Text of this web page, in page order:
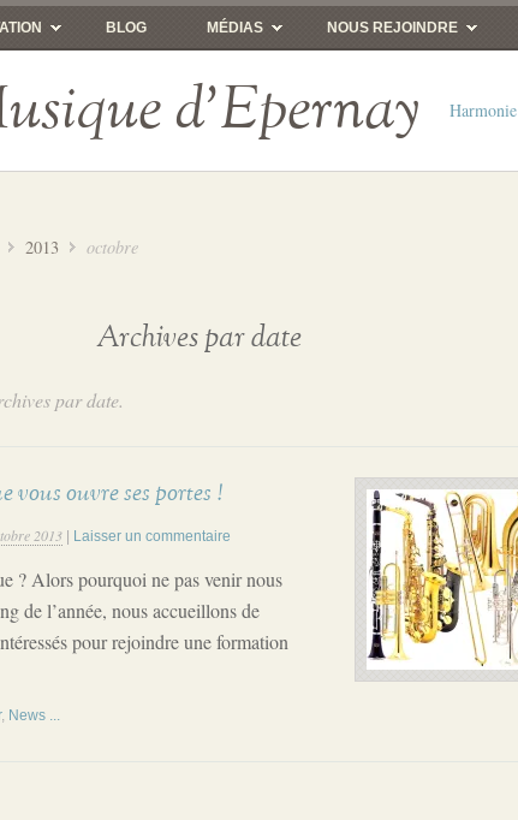
BLOG MÉDIAS NOUS REJOINDRE
d'Epernay Harmonie
2013 octobre
Archives par date
par date.
vous ouvre ses portes !
2013 Laisser un commentaire
? Alors pourquoi ne pas venir nous
de l’année, nous accueillons de
pour rejoindre une formation
, News ...